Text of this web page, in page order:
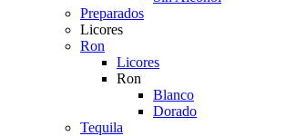
Preparados
Licores
Ron
Licores
Ron
Blanco
Dorado
Tequila